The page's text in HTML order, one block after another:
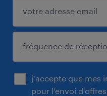
j'accepte que mes
pour l'envoi